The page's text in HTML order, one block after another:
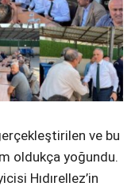
ve bu
oldukça yoğundu.
Hıdırellez’in